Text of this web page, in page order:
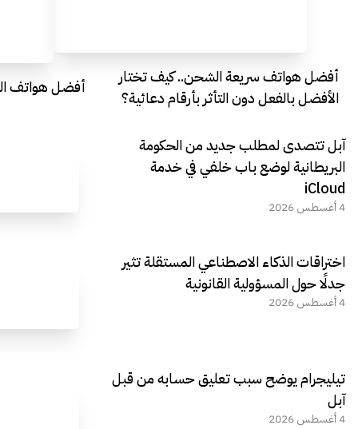
أفضل هواتف سريعة الشحن.. كيف تختار
الأفضل بالفعل دون التأثر بأرقام دعائية؟
أفضل هواتف
آبل تتصدى لمطلب جديد من الحكومة
البريطانية لوضع باب خلفي في خدمة
iCloud
4 أغسطس 2026
اختراقات الذكاء الاصطناعي المستقلة تثير
جدلًا حول المسؤولية القانونية
4 أغسطس 2026
تيليجرام يوضح سبب تعليق حسابه من قبل
آبل
4 أغسطس 2026